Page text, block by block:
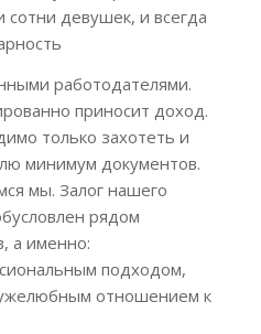
девушек, и всегда
работодателями.
приносит доход.
только захотеть и
минимум документов.
мы. Залог нашего
рядом
а именно:
подходом,
отношением к